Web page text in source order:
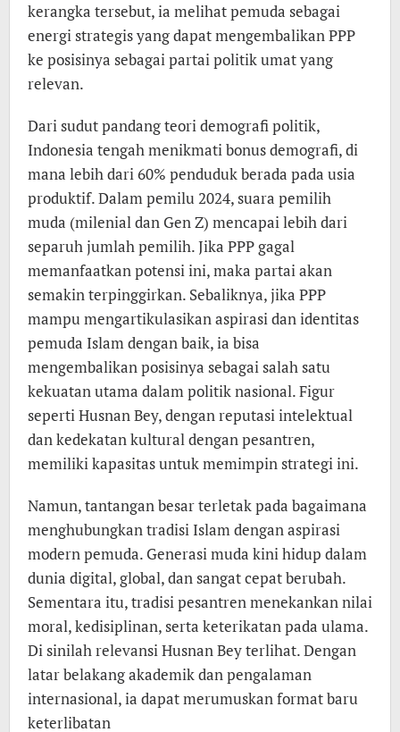
kerangka tersebut, ia melihat pemuda sebagai
energi strategis yang dapat mengembalikan PPP
ke posisinya sebagai partai politik umat yang
relevan.
Dari sudut pandang teori demografi politik,
Indonesia tengah menikmati bonus demografi, di
mana lebih dari 60% penduduk berada pada usia
produktif. Dalam pemilu 2024, suara pemilih
muda (milenial dan Gen Z) mencapai lebih dari
separuh jumlah pemilih. Jika PPP gagal
memanfaatkan potensi ini, maka partai akan
semakin terpinggirkan. Sebaliknya, jika PPP
mampu mengartikulasikan aspirasi dan identitas
pemuda Islam dengan baik, ia bisa
mengembalikan posisinya sebagai salah satu
kekuatan utama dalam politik nasional. Figur
seperti Husnan Bey, dengan reputasi intelektual
dan kedekatan kultural dengan pesantren,
memiliki kapasitas untuk memimpin strategi ini.
Namun, tantangan besar terletak pada bagaimana
menghubungkan tradisi Islam dengan aspirasi
modern pemuda. Generasi muda kini hidup dalam
dunia digital, global, dan sangat cepat berubah.
Sementara itu, tradisi pesantren menekankan nilai
moral, kedisiplinan, serta keterikatan pada ulama.
Di sinilah relevansi Husnan Bey terlihat. Dengan
latar belakang akademik dan pengalaman
internasional, ia dapat merumuskan format baru
keterlibatan